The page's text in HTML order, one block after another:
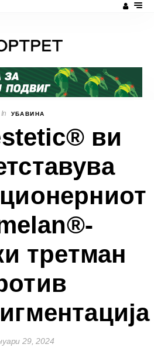
In УБАВИНА
ви
третман
29, 2024